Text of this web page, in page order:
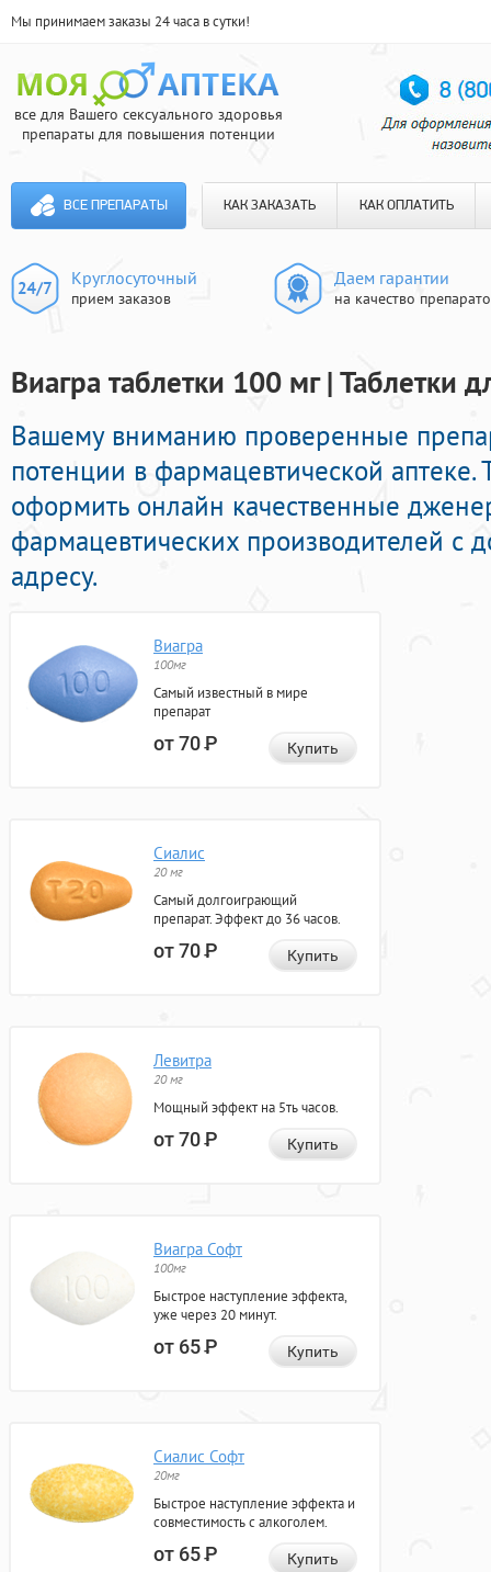
Мы принимаем заказы 24 часа в сутки!
все для Вашего сексуального здоровья
препараты для повышения потенции
ВСЕ ПРЕПАРАТЫ КАК ЗАКАЗАТЬ КАК ОПЛАТИТЬ
Круглосуточный
прием заказов
Даем гарантии
на качество
Виагра таблетки 100 мг | Таблетки
Вашему вниманию проверенные
потенции в фармацевтической
оформить онлайн качественные
фармацевтических производителей с
адресу.
Виагра
100мг
Самый известный в мире
препарат
от 70Р Купить
Сиалис
20 мг
Самый долгоиграющий
препарат. Эффект до 36 часов.
от 70Р Купить
Левитра
20 мг
Мощный эффект на 5ть часов.
от 70Р Купить
Виагра Софт
100мг
Быстрое наступление эффекта,
уже через 20 минут.
от 65Р Купить
Сиалис Софт
20мг
Быстрое наступление эффекта и
совместимость с алкоголем.
от 65Р Купить